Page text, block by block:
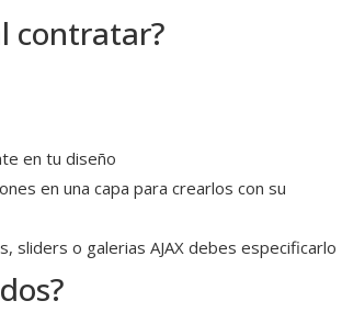
contratar?
en tu diseño
en una capa para crearlos con su
sliders o galerias AJAX debes especificarlo